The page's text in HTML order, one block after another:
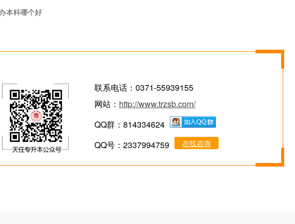
本科哪个好
联系电话：0371-55939155
网站： http://www.trzsb.com/
QQ群：814334624
QQ号：2337994759
在线咨询